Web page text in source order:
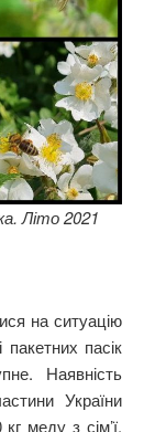
Літо 2021
на ситуацію
пакетних пасік
Наявність
України
меду з сім’ї,